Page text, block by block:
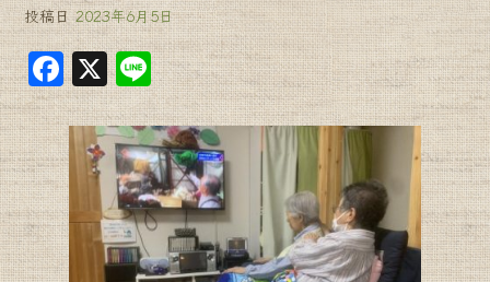
投稿日 2023年6月5日
F
a
c
e
b
o
X Li
n
e